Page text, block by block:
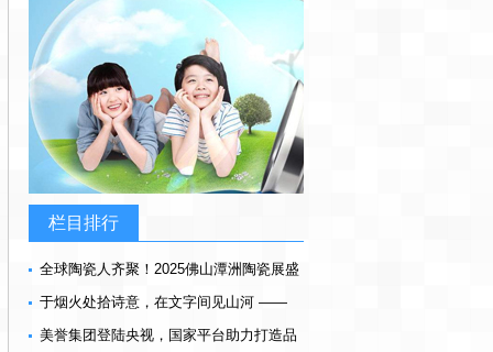
栏目排行
全球陶瓷人齐聚！2025佛山潭洲陶瓷展盛
大开幕
于烟火处拾诗意，在文字间见山河 ——
《远方并不远》散文推荐
美誉集团登陆央视，国家平台助力打造品